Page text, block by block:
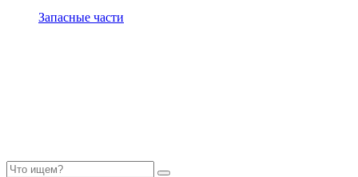
Запасные части